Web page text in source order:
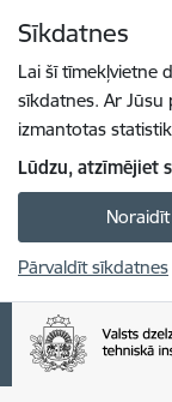
Sīkdatnes
Lai šī tīmekļvietne
sīkdatnes. Ar Jūsu
izmantotas
Lūdzu, atzīmējiet
Noraidīt
Pārvaldīt sīkdatnes